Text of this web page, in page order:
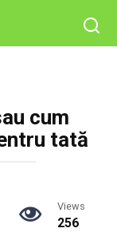
cum
tată
Views
256